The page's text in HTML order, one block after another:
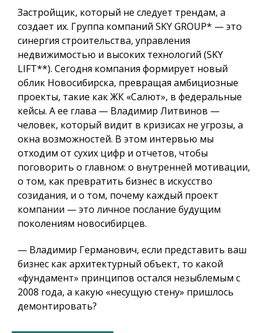
Застройщик, который не следует трендам, а
создает их. Группа компаний SKY GROUP* — это
синергия строительства, управления
недвижимостью и высоких технологий (SKY
LIFT**). Сегодня компания формирует новый
облик Новосибирска, превращая амбициозные
проекты, такие как ЖК «Салют», в федеральные
кейсы. А ее глава — Владимир Литвинов —
человек, который видит в кризисах не угрозы, а
окна возможностей. В этом интервью мы
отходим от сухих цифр и отчетов, чтобы
поговорить о главном: о внутренней мотивации,
о том, как превратить бизнес в искусство
созидания, и о том, почему каждый проект
компании — это личное послание будущим
поколениям новосибирцев.
— Владимир Германович, если представить ваш
бизнес как архитектурный объект, то какой
«фундамент» принципов остался незыблемым с
2008 года, а какую «несущую стену» пришлось
демонтировать?